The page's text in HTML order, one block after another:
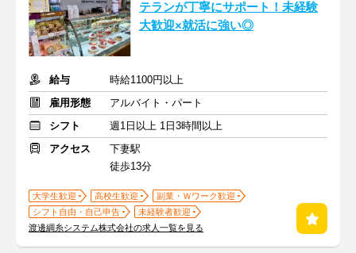
テランが丁寧にサポート！未経験
大歓迎×就活に強い◎
給与
時給1100円以上
雇用形態
アルバイト・パート
シフト
週1日以上 1日3時間以上
アクセス
下妻駅
徒歩13分
大学生歓迎 高校生歓迎
副業・Ｗワーク歓迎
シフト自由・自己申告
未経験者歓迎
渡邊綢糸システム株式会社の求人一覧を見る